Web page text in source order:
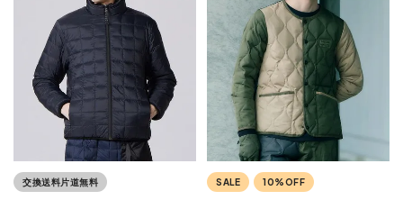
交換送料片道無料 SALE 10%OFF